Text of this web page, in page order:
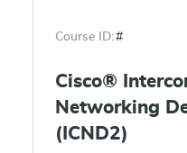
Course ID:#
Cisco®
Networking
(ICND2)